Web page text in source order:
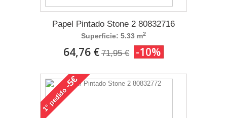
Papel Pintado Stone 2 80832716
Superficie: 5.33 m2
64,76 € 71,95 € -10%
1°
pedido
-5€